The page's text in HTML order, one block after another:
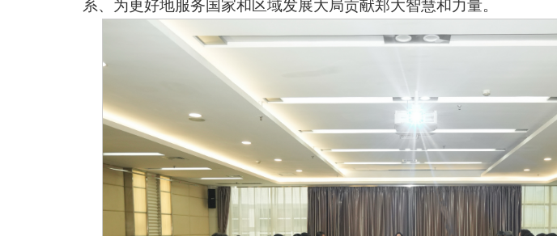
系、为更好地服务国家和区域发展大局贡献郑大智慧和力量。